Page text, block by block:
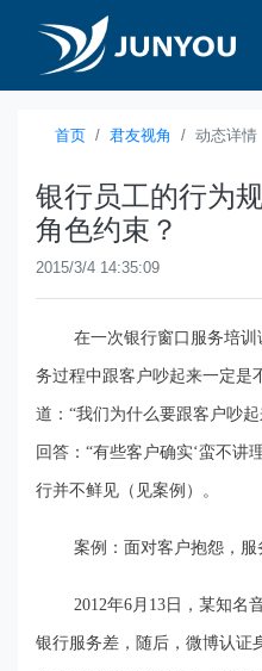
首页 君友视角 动态详情
银行员工的行为
角色约束？
2015/3/4 14:35:09
在一次银行窗口服务培
务过程中跟客户吵起来一定是
道：“我们为什么要跟客户吵
回答：“有些客户确实‘蛮不讲
行并不鲜见（见案例）。
案例：面对客户抱怨，服
2012年6月13日，某知名
银行服务差，随后，微博认证